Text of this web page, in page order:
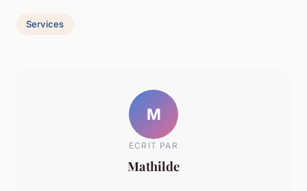
Services
M
ECRIT PAR
Mathilde